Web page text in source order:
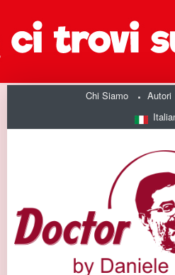
Chi Siamo Autori